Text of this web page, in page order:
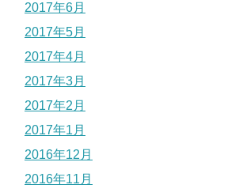
2017年6月
2017年5月
2017年4月
2017年3月
2017年2月
2017年1月
2016年12月
2016年11月